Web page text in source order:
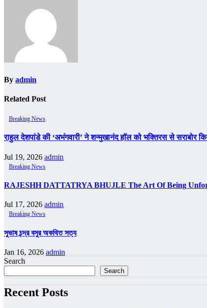
By admin
Related Post
Breaking News
राहुल देशपांडे की ‘अभंगवारी’ ने शन्मुखानंद हॉल को भक्तिरस से सराबोर
Jul 19, 2026 admin
Breaking News
RAJESHH DATTATRYA BHUJLE The Art Of Being
Jul 17, 2026 admin
Breaking News
সুভাষ চন্দ্র বসুর অকথিত সত্য
Jan 16, 2026 admin
Search
Search
Recent Posts